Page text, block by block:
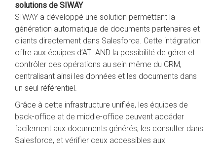
solutions de SIWAY
SIWAY a développé une solution permettant la
génération automatique de documents partenaires et
clients directement dans Salesforce. Cette intégration
offre aux équipes d’ATLAND la possibilité de gérer et
contrôler ces opérations au sein même du CRM,
centralisant ainsi les données et les documents dans
un seul référentiel.
Grâce à cette infrastructure unifiée, les équipes de
back-office et de middle-office peuvent accéder
facilement aux documents générés, les consulter dans
Salesforce, et vérifier ceux accessibles aux